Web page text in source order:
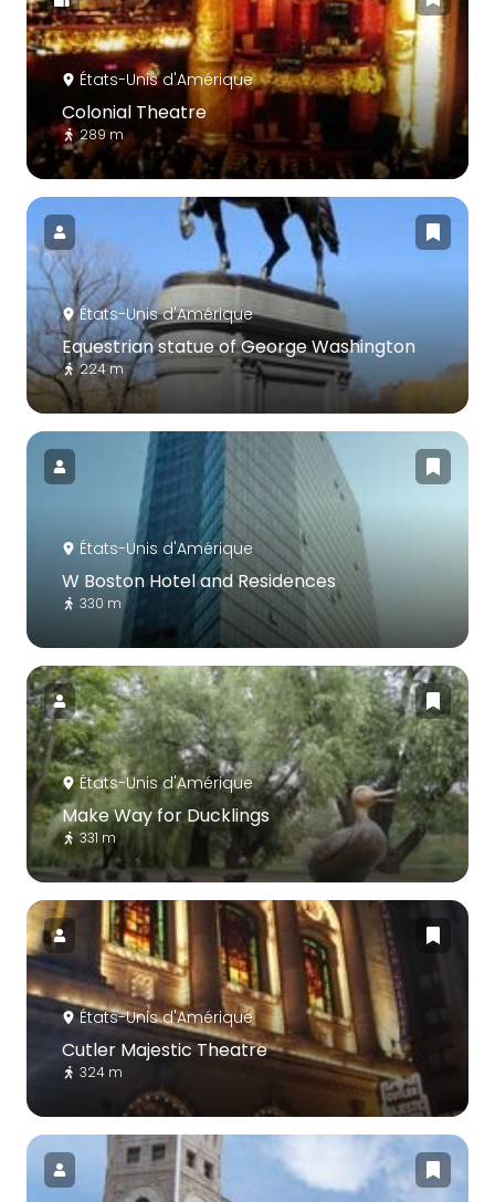
États-Unis d'Amérique
Colonial Theatre
289 m
États-Unis d'Amérique
Equestrian statue of George Washington
224 m
États-Unis d'Amérique
W Boston Hotel and Residences
330 m
États-Unis d'Amérique
Make Way for Ducklings
331 m
États-Unis d'Amérique
Cutler Majestic Theatre
324 m